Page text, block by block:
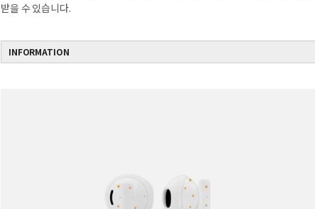
받을 수 있습니다.
INFORMATION